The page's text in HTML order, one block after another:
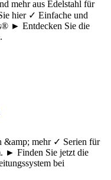
mehr aus Edelstahl für
hier ✓ Einfache und
► Entdecken Sie die
&amp; mehr ✓ Serien für
► Finden Sie jetzt die
bei